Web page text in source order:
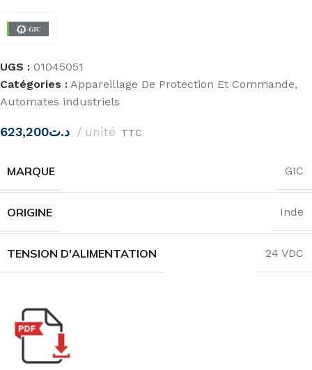
UGS : 01045051
Catégories : Appareillage De Protection Et Commande,
Automates industriels
د.ت623,200 unité TTC
MARQUE GIC
ORIGINE Inde
TENSION D'ALIMENTATION 24 VDC